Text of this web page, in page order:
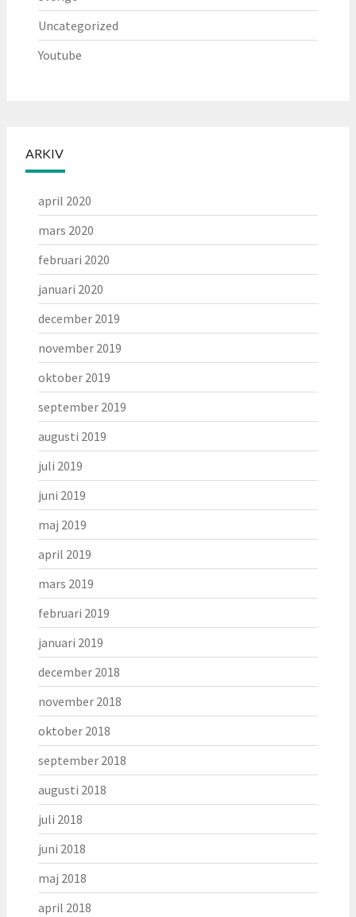
Uncategorized
Youtube
ARKIV
april 2020
mars 2020
februari 2020
januari 2020
december 2019
november 2019
oktober 2019
september 2019
augusti 2019
juli 2019
juni 2019
maj 2019
april 2019
mars 2019
februari 2019
januari 2019
december 2018
november 2018
oktober 2018
september 2018
augusti 2018
juli 2018
juni 2018
maj 2018
april 2018